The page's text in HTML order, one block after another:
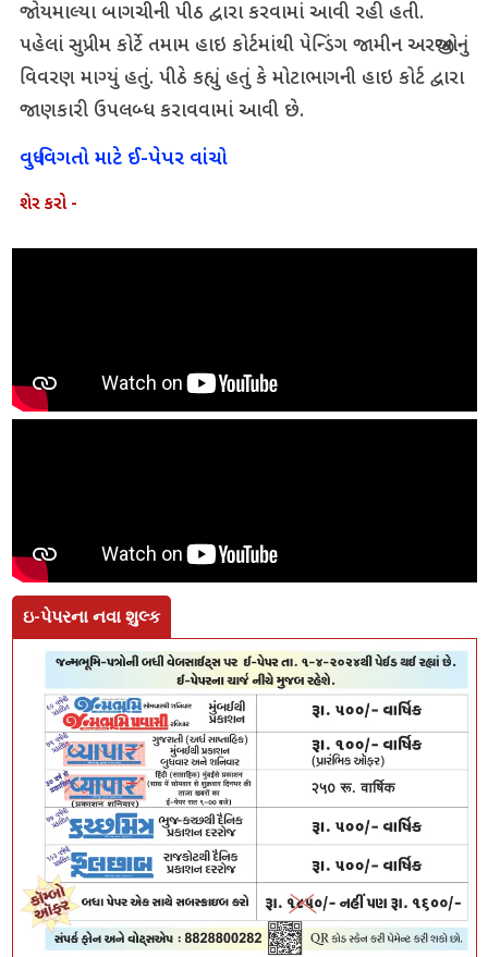
જોયમાલ્યા બાગચીની પીઠ દ્વારા કરવામાં આવી રહી હતી.
પહેલાં સુપ્રીમ કોર્ટે તમામ હાઇ કોર્ટમાંથી પેન્ડિંગ જામીન અરજીઓનું
વિવરણ માગ્યું હતું. પીઠે કહ્યું હતું કે મોટાભાગની હાઇ કોર્ટ દ્વારા
જાણકારી ઉપલબ્ધ કરાવવામાં આવી છે.
વધુ વિગતો માટે ઈ-પેપર વાંચો
શેર કરો -
ઇ-પેપરના નવા શુલ્ક